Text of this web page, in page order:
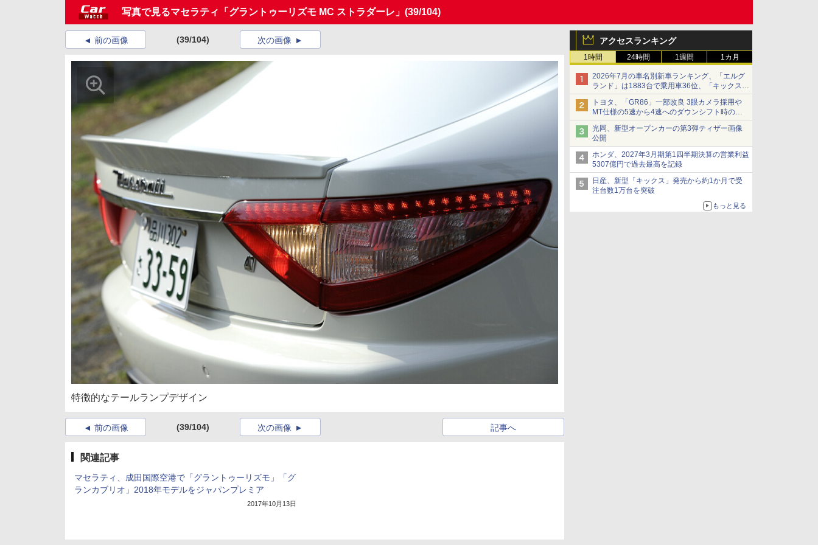
写真で見るマセラティ「グラントゥーリズモ MC ストラダーレ」 (39/104)
アクセスランキング
1時間 24時間 1週間 1カ月
2026年7月の車名別新車ランキング、「エルグ
ランド」は1883台で乗用車36位、「キックス」
は2591台で27位に
トヨタ、「GR86」一部改良 3眼カメラ採用や
MT仕様の5速から4速へのダウンシフト時の操
作性向上など
光岡、新型オープンカーの第3弾ティザー画像
公開
ホンダ、2027年3月期第1四半期決算の営業利益
5307億円で過去最高を記録
日産、新型「キックス」発売から約1か月で受
注台数1万台を突破
もっと見る
前の画像 (39/104) 次の画像
特徴的なテールランプデザイン
前の画像 (39/104) 記事へ
次の画像
関連記事
マセラティ、成田国際空港で「グラントゥーリズモ」「グ
ランカブリオ」2018年モデルをジャパンプレミア
2017年10月13日